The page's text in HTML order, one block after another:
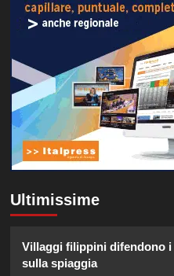
Ultimissime
Villaggi filippini difendono
sulla spiaggia